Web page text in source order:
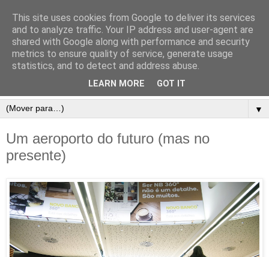
▼
Um aeroporto do futuro (mas no
presente)
This site uses cookies from Google to deliver its services
and to analyze traffic. Your IP address and user-agent are
shared with Google along with performance and security
metrics to ensure quality of service, generate usage
statistics, and to detect and address abuse.
LEARN MORE GOT IT